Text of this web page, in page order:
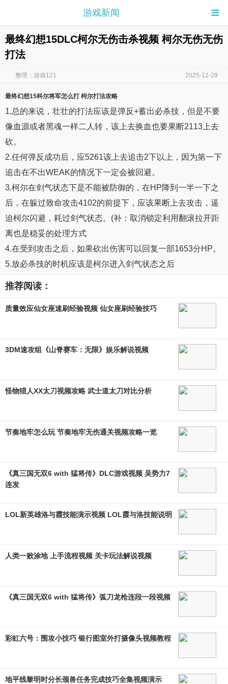
≡
游戏新闻
最终幻想15DLC柯尔无伤击杀视频 柯尔无伤无伤
打法
整理：游戏121 2025-12-29
最终幻想15科尔将军怎么打柯尔打法攻略
1.总的来说，壮壮的打法应该是弹反+蓄出必杀技，但是不要
像血源或者黑魂一样二人转，该上去换血也要果断2113上去
砍。
2.任何弹反成功后，应5261该上去追击2下以上，因为第一下
追击在不出WEAK的情况下一定会被回避。
3.柯尔在剑气状态下是不能被防御的，在HP降到一半一下之
后，在躲过致命攻击4102的前提下，应该果断上去攻击，逼
迫柯尔闪避，耗过剑气状态。(补：取消锁定利用翻滚拉开距
离也是稳妥的处理方式
4.在受到攻击之后，如果砍出伤害可以回复一部1653分HP。
5.放必杀技的时机应该是柯尔进入剑气状态之后
推荐阅读：
质量效应仙女座速刷经验视频 仙女座刷经验技巧
3DM速攻组《山脊赛车：无限》娱乐解说视频
怪物猎人XX太刀视频攻略 武士道太刀对比分析
节奏地牢怎么玩 节奏地牢无伤通关视频攻略一览
《真三国无双6 with 猛将传》DLC游戏视频 吴势力7
连发
LOL新英雄洛与霞技能演示视频 LOL霞与洛技能说明
人类一败涂地 上手流程视频 关卡玩法解说视频
《真三国无双6 with 猛将传》弧刀龙枪连段一段视频
彩虹六号：围攻小技巧 银行图室外打摄像头视频教程
地平线黎明时分长颈兽任务完成技巧全集视频演示